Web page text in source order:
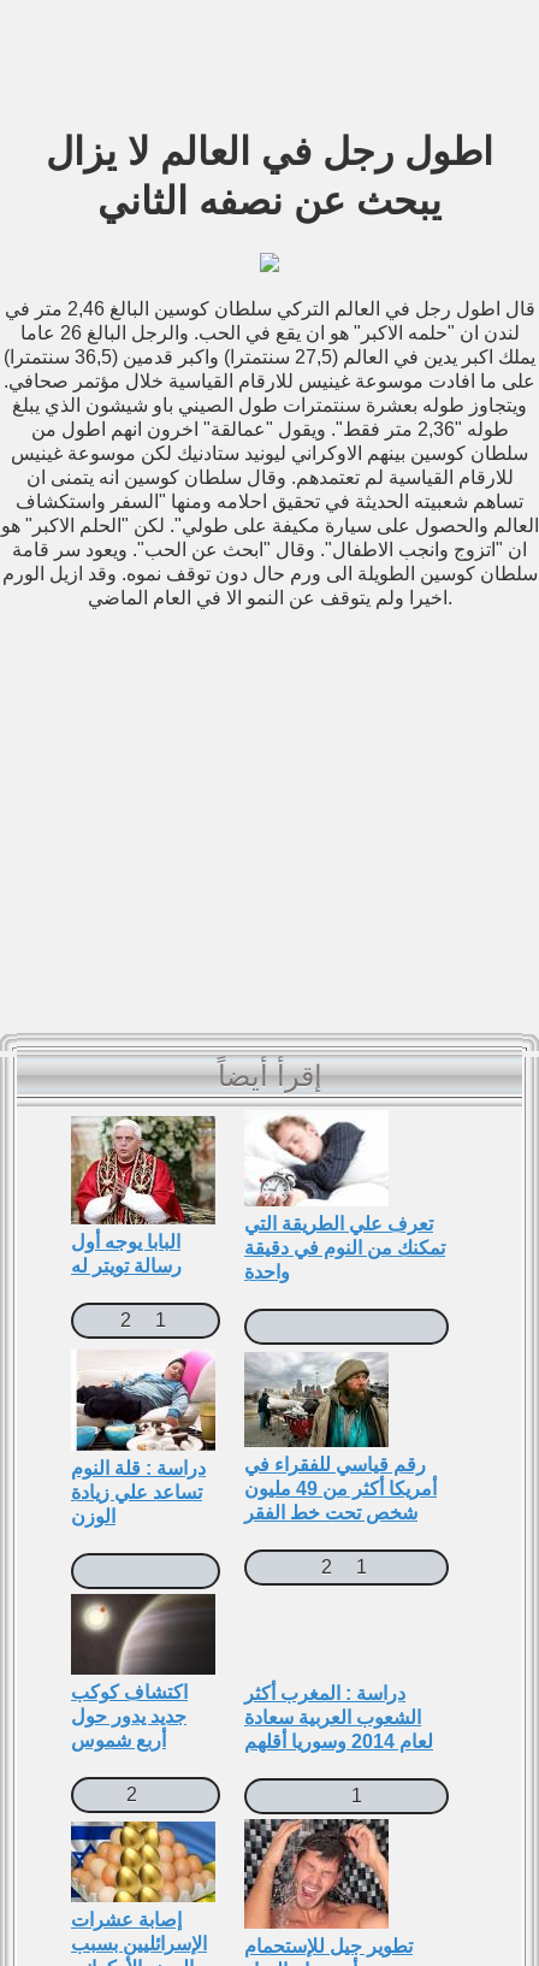
اطول رجل في العالم لا يزال
يبحث عن نصفه الثاني
قال اطول رجل في العالم التركي سلطان كوسين البالغ 2,46 متر في
لندن ان "حلمه الاكبر" هو ان يقع في الحب. والرجل البالغ 26 عاما
يملك اكبر يدين في العالم (27,5 سنتمترا) واكبر قدمين (36,5 سنتمترا)
على ما افادت موسوعة غينيس للارقام القياسية خلال مؤتمر صحافي.
ويتجاوز طوله بعشرة سنتمترات طول الصيني باو شيشون الذي يبلغ
طوله "2,36 متر فقط". ويقول "عمالقة" اخرون انهم اطول من
سلطان كوسين بينهم الاوكراني ليونيد ستادنيك لكن موسوعة غينيس
للارقام القياسية لم تعتمدهم. وقال سلطان كوسين انه يتمنى ان
تساهم شعبيته الحديثة في تحقيق احلامه ومنها "السفر واستكشاف
العالم والحصول على سيارة مكيفة على طولي". لكن "الحلم الاكبر" هو
ان "اتزوج وانجب الاطفال". وقال "ابحث عن الحب". ويعود سر قامة
سلطان كوسين الطويلة الى ورم حال دون توقف نموه. وقد ازيل الورم
اخيرا ولم يتوقف عن النمو الا في العام الماضي.
إقرأ أيضاً
البابا يوجه أول
رسالة تويتر له
2 1
تعرف علي الطريقة التي
تمكنك من النوم في دقيقة
واحدة
دراسة : قلة النوم
تساعد علي زيادة
الوزن
رقم قياسي للفقراء في
أمريكا أكثر من 49 مليون
شخص تحت خط الفقر
2 1
اكتشاف كوكب
جديد يدور حول
أربع شموس
2
دراسة : المغرب أكثر
الشعوب العربية سعادة
لعام 2014 وسوريا أقلهم
1
إصابة عشرات
الإسرائليين بسبب
تطوير جيل للإستحمام